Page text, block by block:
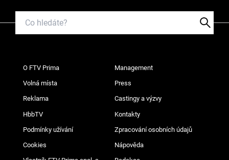
O FTV Prima Management
Volná místa Press
Reklama Castingy a výzvy
HbbTV Kontakty
Podmínky užívání Zpracování osobních údajů
Cookies Nápověda